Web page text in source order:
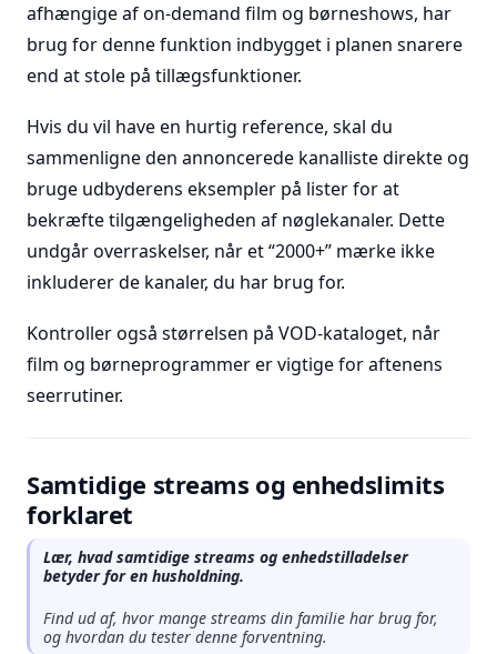
afhængige af on-demand film og børneshows, har
brug for denne funktion indbygget i planen snarere
end at stole på tillægsfunktioner.
Hvis du vil have en hurtig reference, skal du
sammenligne den annoncerede kanalliste direkte og
bruge udbyderens eksempler på lister for at
bekræfte tilgængeligheden af nøglekanaler. Dette
undgår overraskelser, når et “2000+” mærke ikke
inkluderer de kanaler, du har brug for.
Kontroller også størrelsen på VOD-kataloget, når
film og børneprogrammer er vigtige for aftenens
seerrutiner.
Samtidige streams og enhedslimits
forklaret
Lær, hvad samtidige streams og enhedstilladelser
betyder for en husholdning.
Find ud af, hvor mange streams din familie har brug for,
og hvordan du tester denne forventning.